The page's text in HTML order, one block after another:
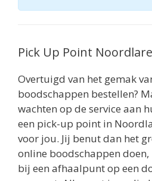
Pick Up Point
Overtuigd van het gemak
boodschappen bestellen?
wachten op de service aan
een pick-up point in
voor jou. Jij benut dan het
online boodschappen
bij een afhaalpunt op een